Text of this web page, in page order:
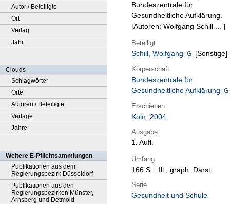
Autor / Beteiligte
Ort
Verlag
Jahr
Clouds
Schlagwörter
Orte
Autoren / Beteiligte
Verlage
Jahre
Weitere E-Pflichtsammlungen
Publikationen aus dem
Regierungsbezirk Düsseldorf
Publikationen aus den
Regierungsbezirken Münster,
Arnsberg und Detmold
Bundeszentrale für
Gesundheitliche Aufklärung.
[Autoren: Wolfgang Schill ... ]
Beteiligt
Schill, Wolfgang [Sonstige]
Körperschaft
Bundeszentrale für
Gesundheitliche Aufklärung
Erschienen
Köln, 2004
Ausgabe
1. Aufl.
Umfang
166 S. : Ill., graph. Darst.
Serie
Gesundheit und Schule